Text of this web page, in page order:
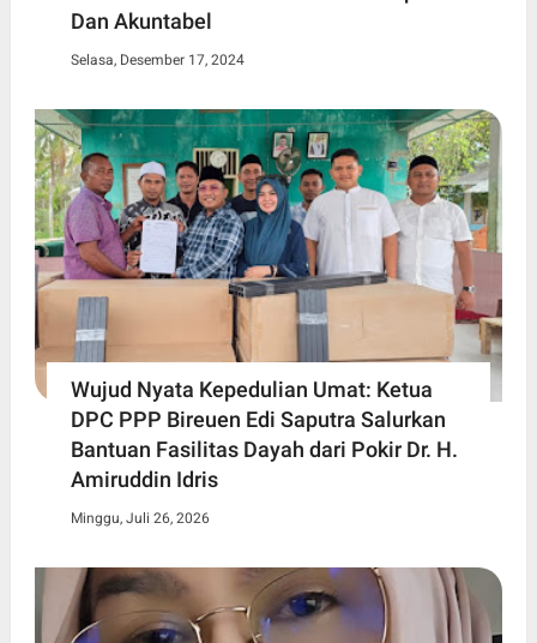
Dan Akuntabel
Selasa, Desember 17, 2024
Wujud Nyata Kepedulian Umat: Ketua
DPC PPP Bireuen Edi Saputra Salurkan
Bantuan Fasilitas Dayah dari Pokir Dr. H.
Amiruddin Idris
Minggu, Juli 26, 2026